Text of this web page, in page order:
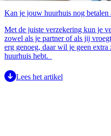
Kan je jouw huurhuis nog
Met de juiste verzekering kun je
zowel als je partner of als jij
erg genoeg, daar wil je geen
huurhuis hebt.
Lees het artikel